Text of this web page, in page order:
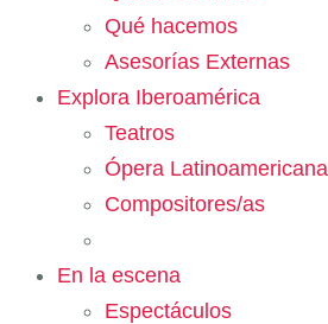
Qué hacemos
Asesorías Externas
Explora Iberoamérica
Teatros
Ópera Latinoamericana
Compositores/as
En la escena
Espectáculos